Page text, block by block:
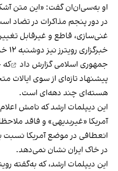
او به‌سی‌ان‌ان گفت: «این متن
در دور پنجم مذاکرات در تضاد
غنی‌سازی، قاطع و غیرقابل
جمهوری اسلامیگزارش داد
که
پیشنهاد تازه‌ای از سوی ایالات
هسته‌ای چند دهه‌ای است.
این دیپلمات ارشد که نامش
آمریکا «غیربدیهی» و فاقد
انعطافی در موضع آمریکا نسبت
در خاک ایران نشان نمی‌دهد.
این دیپلمات ارشد، که به‌گفته